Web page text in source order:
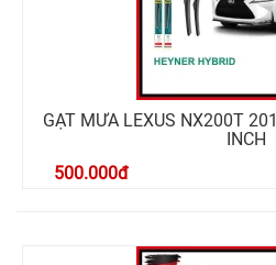
GẠT MƯA LEXUS NX200T
INCH
500.000đ